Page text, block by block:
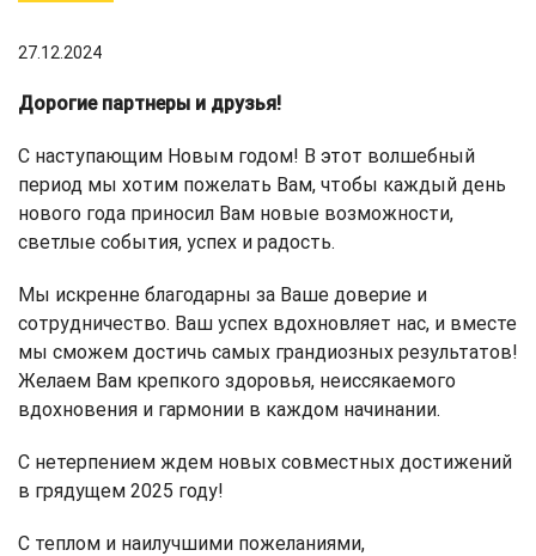
27.12.2024
Дорогие партнеры и друзья!
С наступающим Новым годом! В этот волшебный
период мы хотим пожелать Вам, чтобы каждый день
нового года приносил Вам новые возможности,
светлые события, успех и радость.
Мы искренне благодарны за Ваше доверие и
сотрудничество. Ваш успех вдохновляет нас, и вместе
мы сможем достичь самых грандиозных результатов!
Желаем Вам крепкого здоровья, неиссякаемого
вдохновения и гармонии в каждом начинании.
С нетерпением ждем новых совместных достижений
в грядущем 2025 году!
С теплом и наилучшими пожеланиями,